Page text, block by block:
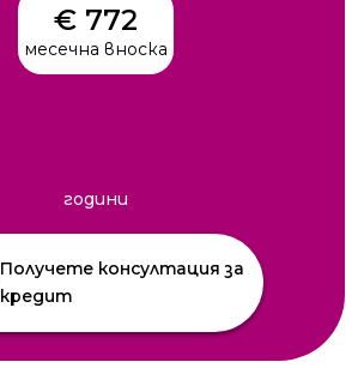
€ 772
месечна вноска
години
Получете консултация за
кредит